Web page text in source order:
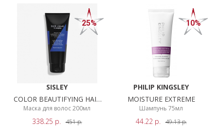
25%
SISLEY
COLOR BEAUTIFYING HAIR
CARE
Маска для волос 200мл
338.25 р. 451р.
10%
PHILIP KINGSLEY
MOISTURE EXTREME
Шампунь 75мл
44.22р. 49.13р.